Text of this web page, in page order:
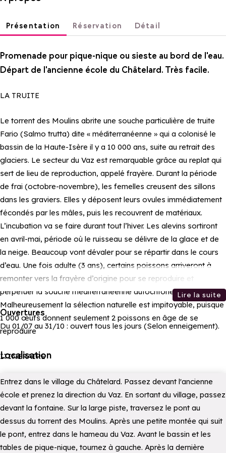
Présentation Réservation Détail
Promenade pour pique-nique ou sieste au bord de l'eau.
Départ de l'ancienne école du Châtelard. Très facile.
LA TRUITE
Le torrent des Moulins abrite une souche particulière de truite
Fario (Salmo trutta) dite « méditerranéenne » qui a colonisé le
bassin de la Haute-Isère il y a 10 000 ans, suite au retrait des
glaciers. Le secteur du Vaz est remarquable grâce au replat qui
sert de lieu de reproduction, appelé frayère. Durant la période
de frai (octobre-novembre), les femelles creusent des sillons
dans les graviers. Elles y déposent leurs ovules immédiatement
fécondés par les mâles, puis les recouvrent de matériaux.
L’incubation va se faire durant tout l’hiver. Les alevins sortiront
en avril-mai, période où le ruisseau se délivre de la glace et de
la neige. Beaucoup vont dévaler pour se répartir dans le cours
d’eau. Une fois adulte (3 ans), certains poissons arriveront à
remonter vers la frayère d’origine pour se reproduire et
perpétuer la souche méditerranéenne autochtone.
Malheureusement la sélection naturelle est impitoyable, puisque
1 000 œufs donnent seulement 2 poissons en âge de se
reproduire
ITINERAIRE
Entrez dans le village du Châtelard. Passez devant l'ancienne
école et prenez la direction du Vaz. En sortant du village, passez
devant la fontaine. Sur la large piste, traversez le pont au
dessus du torrent des Moulins. Après une petite montée qui suit
le pont, entrez dans le hameau du Vaz. Avant le bassin et les
tables de pique-nique, tournez à gauche. Après la dernière
Lire la suite
Ouvertures
Du 01/07 au 31/10 : ouvert tous les jours (Selon enneigement).
Localisation